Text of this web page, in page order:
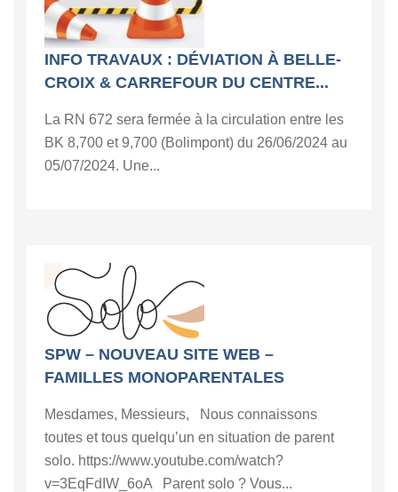
INFO TRAVAUX : DÉVIATION À BELLE-
CROIX & CARREFOUR DU CENTRE...
La RN 672 sera fermée à la circulation entre les
BK 8,700 et 9,700 (Bolimpont) du 26/06/2024 au
05/07/2024. Une...
SPW – NOUVEAU SITE WEB –
FAMILLES MONOPARENTALES
Mesdames, Messieurs, Nous connaissons
toutes et tous quelqu’un en situation de parent
solo. https://www.youtube.com/watch?
v=3EqFdIW_6oA Parent solo ? Vous...